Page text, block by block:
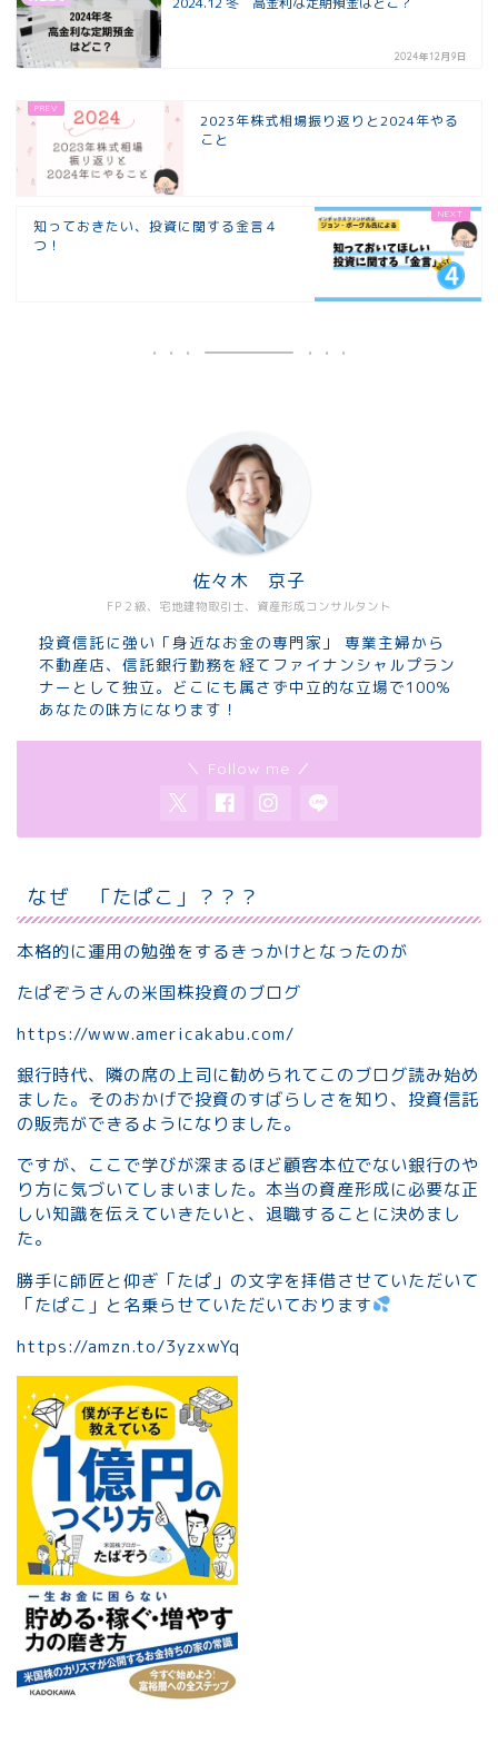
2024年12月9日
2023年株式相場振り返りと2024年やる
こと
知っておきたい、投資に関する金言４
つ！
FP２級、宅地建物取引士、資産形成コンサルタント
佐々木 京子
投資信託に強い「身近なお金の専門家」 専業主婦から
不動産店、信託銀行勤務を経てファイナンシャルプラン
ナーとして独立。どこにも属さず中立的な立場で100％
あなたの味方になります！
＼ Follow me ／
なぜ 「たぱこ」？？？
本格的に運用の勉強をするきっかけとなったのが
たぱぞうさんの米国株投資のブログ
https://www.americakabu.com/
銀行時代、隣の席の上司に勧められてこのブログ読み始め
ました。そのおかげで投資のすばらしさを知り、投資信託
の販売ができるようになりました。
ですが、ここで学びが深まるほど顧客本位でない銀行のや
り方に気づいてしまいました。本当の資産形成に必要な正
しい知識を伝えていきたいと、退職することに決めまし
た。
勝手に師匠と仰ぎ「たぱ」の文字を拝借させていただいて
「たぱこ」と名乗らせていただいております
https://amzn.to/3yzxwYq